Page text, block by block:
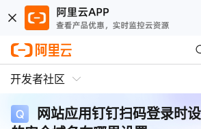
开发者社区
网站应用钉钉扫码登录时